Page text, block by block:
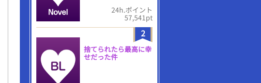
24h.ポイント
57,541pt
2
捨てられたら最高に幸
せだった件